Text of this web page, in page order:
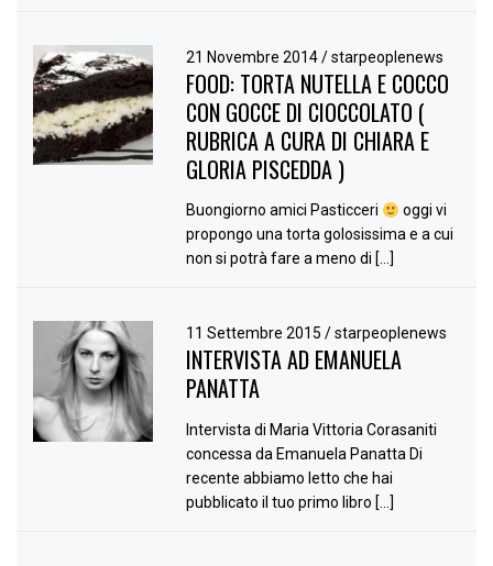
21 Novembre 2014/ starpeoplenews
FOOD: TORTA NUTELLA E COCCO
CON GOCCE DI CIOCCOLATO (
RUBRICA A CURA DI CHIARA E
GLORIA PISCEDDA )
Buongiorno amici Pasticceri
oggi vi
propongo una torta golosissima e a cui
non si potrà fare a meno di […]
11 Settembre 2015/ starpeoplenews
INTERVISTA AD EMANUELA
PANATTA
Intervista di Maria Vittoria Corasaniti
concessa da Emanuela Panatta Di
recente abbiamo letto che hai
pubblicato il tuo primo libro […]